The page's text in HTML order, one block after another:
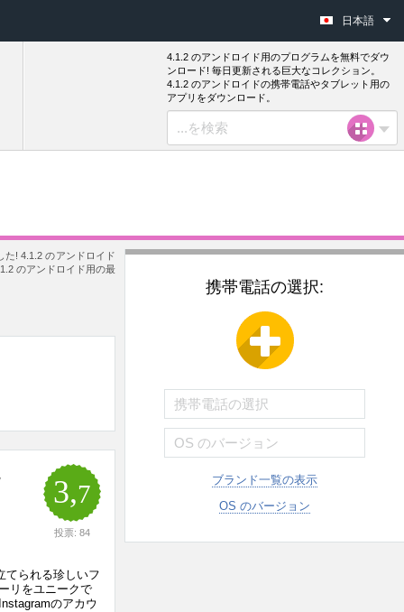
日本語
4.1.2 のアンドロイド用のプログラムを無料でダウ
ンロード! 毎日更新される巨大なコレクション。
4.1.2 のアンドロイドの携帯電話やタブレット用の
アプリをダウンロード。
た! 4.1.2 のアンドロイド
のアンドロイド用の最
3,7
投票: 84
てられる珍しいフ
リをユニークで
のアカウ
携帯電話の選択:
ブランド一覧の表示
OS のバージョン